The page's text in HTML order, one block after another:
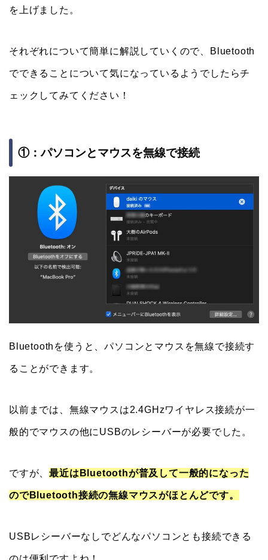
を上げました。
それぞれについて簡単に解説していくので、Bluetooth
でできることについて気になっているようでしたらチ
ェックしてみてください！
①：パソコンとマウスを無線で接続
Bluetoothを使うと、パソコンとマウスを無線で接続す
ることができます。
以前までは、無線マウスは2.4GHzワイヤレス接続が一
般的でマウスの他にUSBのレシーバーが必要でした。
ですが、最近はBluetoothが普及して一般的になった
のでBluetooth接続の無線マウスがほとんどです。
USBレシーバーなしでどんなパソコンとも接続できる